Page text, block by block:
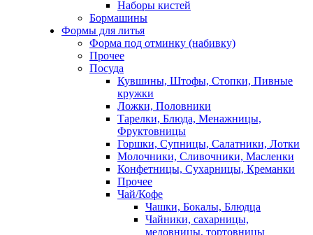
Наборы кистей
Бормашины
Формы для литья
Форма под отминку (набивку)
Прочее
Посуда
Кувшины, Штофы, Стопки, Пивные
кружки
Ложки, Половники
Тарелки, Блюда, Менажницы,
Фруктовницы
Горшки, Супницы, Салатники, Лотки
Молочники, Сливочники, Масленки
Конфетницы, Сухарницы, Креманки
Прочее
Чай/Кофе
Чашки, Бокалы, Блюдца
Чайники, сахарницы,
медовницы, тортовницы